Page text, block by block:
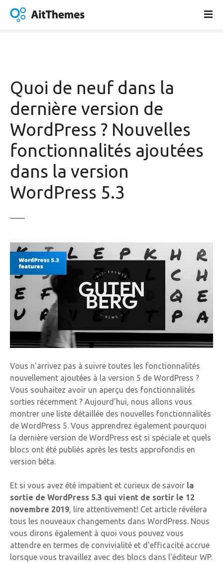
Quoi de neuf dans la
dernière version de
WordPress ? Nouvelles
fonctionnalités ajoutées
dans la version
WordPress 5.3
Vous n'arrivez pas à suivre toutes les fonctionnalités
nouvellement ajoutées à la version 5 de WordPress ?
Vous souhaitez avoir un aperçu des fonctionnalités
sorties récemment ? Aujourd'hui, nous allons vous
montrer une liste détaillée des nouvelles fonctionnalités
de WordPress 5. Vous apprendrez également pourquoi
la dernière version de WordPress est si spéciale et quels
blocs ont été publiés après les tests approfondis en
version bêta.
Et si vous avez été impatient et curieux de savoir la
sortie de WordPress 5.3 qui vient de sortir le 12
novembre 2019, lire attentivement! Cet article révélera
tous les nouveaux changements dans WordPress. Nous
vous dirons également à quoi vous pouvez vous
attendre en termes de convivialité et d'efficacité accrue
lorsque vous travaillez avec des blocs dans l'éditeur WP.